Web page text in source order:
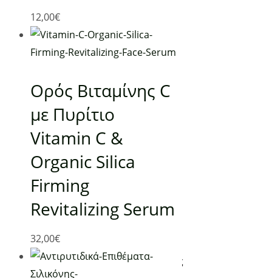
12,00€
Ορός Βιταμίνης C
με Πυρίτιο
Vitamin C &
Organic Silica
Firming
Revitalizing Serum
32,00€
Χρήσιμα
Αρχική
Τρόποι αποστολής
Τρόποι πληρωμής
Όροι Χρήσης
Πολιτική απορρήτου & cookies
Επικοινωνία
Κατηγορίες
Χειροποίητα Καλλυντικά
Συσκευές Μασάζ – Ρεφλεξολογίας